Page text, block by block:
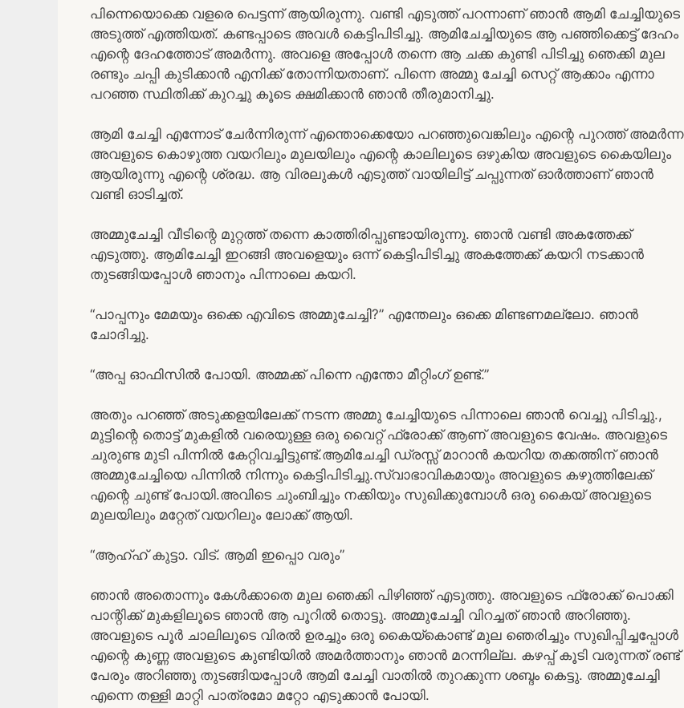
പിന്നെയൊക്കെ വളരെ പെട്ടന്ന് ആയിരുന്നു. വണ്ടി എടുത്ത് പറന്നാണ് ഞാൻ ആമി ചേച്ചിയുടെ
അടുത്ത് എത്തിയത്. കണ്ടപ്പാടെ അവൾ കെട്ടിപിടിച്ചു. ആമിചേച്ചിയുടെ ആ പഞ്ഞിക്കെട്ട് ദേഹം
എന്റെ ദേഹത്തോട് അമർന്നു. അവളെ അപ്പോൾ തന്നെ ആ ചക്ക കുണ്ടി പിടിച്ചു ഞെക്കി മുല
രണ്ടും ചപ്പി കുടിക്കാൻ എനിക്ക് തോന്നിയതാണ്. പിന്നെ അമ്മു ചേച്ചി സെറ്റ് ആക്കാം എന്നാ
പറഞ്ഞ സ്ഥിതിക്ക് കുറച്ചു കൂടെ ക്ഷമിക്കാൻ ഞാൻ തീരുമാനിച്ചു.
ആമി ചേച്ചി എന്നോട് ചേർന്നിരുന്ന് എന്തൊക്കെയോ പറഞ്ഞുവെങ്കിലും എന്റെ പുറത്ത് അമർന്ന
അവളുടെ കൊഴുത്ത വയറിലും മുലയിലും എന്റെ കാലിലൂടെ ഒഴുകിയ അവളുടെ കൈയിലും
ആയിരുന്നു എന്റെ ശ്രദ്ധ. ആ വിരലുകൾ എടുത്ത് വായിലിട്ട് ചപ്പുന്നത് ഓർത്താണ് ഞാൻ
വണ്ടി ഓടിച്ചത്.
അമ്മുചേച്ചി വീടിന്റെ മുറ്റത്ത് തന്നെ കാത്തിരിപ്പുണ്ടായിരുന്നു. ഞാൻ വണ്ടി അകത്തേക്ക്
എടുത്തു. ആമിചേച്ചി ഇറങ്ങി അവളെയും ഒന്ന് കെട്ടിപിടിച്ചു അകത്തേക്ക് കയറി നടക്കാൻ
തുടങ്ങിയപ്പോൾ ഞാനും പിന്നാലെ കയറി.
“പാപ്പനും മേമയും ഒക്കെ എവിടെ അമ്മുചേച്ചി?” എന്തേലും ഒക്കെ മിണ്ടണമല്ലോ. ഞാൻ
ചോദിച്ചു.
“അപ്പ ഓഫിസിൽ പോയി. അമ്മക്ക് പിന്നെ എന്തോ മീറ്റിംഗ് ഉണ്ട്.”
അതും പറഞ്ഞ് അടുക്കളയിലേക്ക് നടന്ന അമ്മു ചേച്ചിയുടെ പിന്നാലെ ഞാൻ വെച്ചു പിടിച്ചു.,
മുട്ടിന്റെ തൊട്ട് മുകളിൽ വരെയുള്ള ഒരു വൈറ്റ് ഫ്രോക്ക് ആണ് അവളുടെ വേഷം. അവളുടെ
ചുരുണ്ട മുടി പിന്നിൽ കേറ്റിവച്ചിട്ടുണ്ട്.ആമിചേച്ചി ഡ്രസ്സ്‌ മാറാൻ കയറിയ തക്കത്തിന് ഞാൻ
അമ്മുചേച്ചിയെ പിന്നിൽ നിന്നും കെട്ടിപിടിച്ചു.സ്വാഭാവികമായും അവളുടെ കഴുത്തിലേക്ക്
എന്റെ ചുണ്ട് പോയി.അവിടെ ചുംബിച്ചും നക്കിയും സുഖിക്കുമ്പോൾ ഒരു കൈയ് അവളുടെ
മുലയിലും മറ്റേത് വയറിലും ലോക്ക് ആയി.
“ആഹ്ഹ് കുട്ടാ. വിട്. ആമി ഇപ്പൊ വരും”
ഞാൻ അതൊന്നും കേൾക്കാതെ മുല ഞെക്കി പിഴിഞ്ഞ് എടുത്തു. അവളുടെ ഫ്രോക്ക് പൊക്കി
പാന്റിക്ക് മുകളിലൂടെ ഞാൻ ആ പൂറിൽ തൊട്ടു. അമ്മുചേച്ചി വിറച്ചത് ഞാൻ അറിഞ്ഞു.
അവളുടെ പൂർ ചാലിലൂടെ വിരൽ ഉരച്ചും ഒരു കൈയ്കൊണ്ട് മുല ഞെരിച്ചും സുഖിപ്പിച്ചപ്പോൾ
എന്റെ കുണ്ണ അവളുടെ കുണ്ടിയിൽ അമർത്താനും ഞാൻ മറന്നില്ല. കഴപ്പ് കൂടി വരുന്നത് രണ്ട്
പേരും അറിഞ്ഞു തുടങ്ങിയപ്പോൾ ആമി ചേച്ചി വാതിൽ തുറക്കുന്ന ശബ്ദം കെട്ടു. അമ്മുചേച്ചി
എന്നെ തള്ളി മാറ്റി പാത്രമോ മറ്റോ എടുക്കാൻ പോയി.